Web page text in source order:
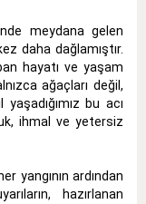
meydana gelen
daha dağlamıştır.
hayatı ve yaşam
ağaçları değil,
bu acı
ihmal ve yetersiz
yangının ardından
hazırlanan